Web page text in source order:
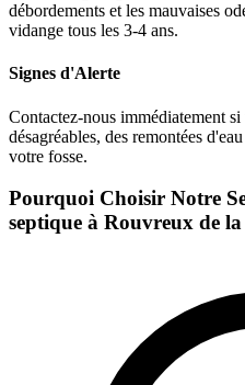
débordements et les mauvaises
vidange tous les 3-4 ans.
Signes d'Alerte
Contactez-nous immédiatement
désagréables, des remontées
votre fosse.
Pourquoi Choisir Notre
septique à Rouvreux de